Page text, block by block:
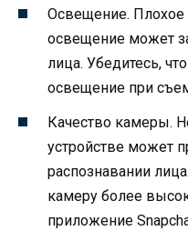
Освещение.
освещение может
лица. Убедитесь,
освещение при
Качество камеры.
устройстве может
распознавании
камеру более
приложение